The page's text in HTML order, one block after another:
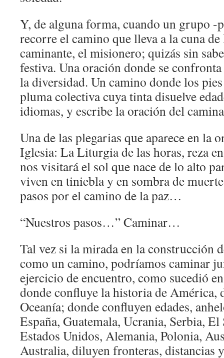
Y, de alguna forma, cuando un grupo -
recorre el camino que lleva a la cuna
caminante, el misionero; quizás sin
festiva. Una oración donde se
la diversidad. Un camino donde los
pluma colectiva cuya tinta disuelve
idiomas, y escribe la oración del
Una de las plegarias que aparece en la
Iglesia: La Liturgia de las horas, reza
nos visitará el sol que nace de lo alto
viven en tiniebla y en sombra de
pasos por el camino de la paz…
“Nuestros pasos…” Caminar…
Tal vez si la mirada en la construcción
como un camino, podríamos caminar
ejercicio de encuentro, como sucedió
donde confluye la historia de América,
Oceanía; donde confluyen edades,
España, Guatemala, Ucrania, Serbia,
Estados Unidos, Alemania, Polonia,
Australia, diluyen fronteras, distancias